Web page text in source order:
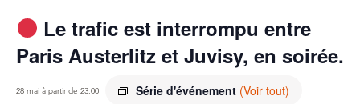
Le trafic est interrompu entre
Paris Austerlitz et Juvisy, en soirée.
28 mai à partir de 23:00 Série d'événement (Voir tout)